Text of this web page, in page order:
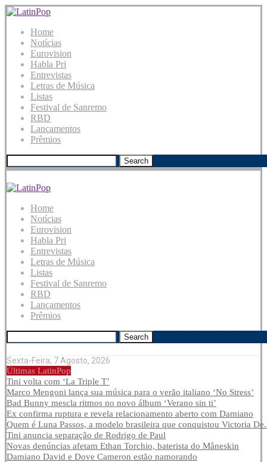
Home
Notícias
Eurovision
Habla Pri
Entrevistas
Letras de Música
Listas
Festival de Sanremo
RBD
Lançamentos
Prêmios
Search
Home
Notícias
Eurovision
Habla Pri
Entrevistas
Letras de Música
Listas
Festival de Sanremo
RBD
Lançamentos
Prêmios
Search
Sexta-Feira, 7 Agosto, 2026
Últimas LatinPop
Tini volta com ‘La Triple T’
Marco Mengoni lança sua música para o verão italiano ‘No Stress’
Bad Bunny mescla ritmos no novo álbum ‘Verano sin ti’
Ex confirma ruptura e revela relacionamento aberto com Damiano
Quem é Luna Passos, a modelo brasileira que conquistou Victoria
Tini anuncia separação de Rodrigo de Paul
Novas denúncias afetam Ethan Torchio, baterista do Måneskin
Damiano David e Dove Cameron estão namorando